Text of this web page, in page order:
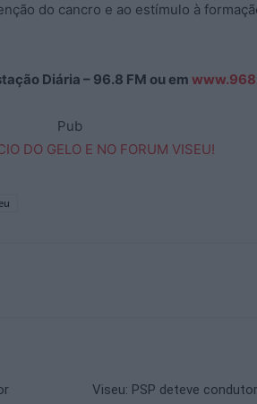
do cancro e ao estímulo à
Diária – 96.8 FM ou em
Pub
Viseu: PSP deteve